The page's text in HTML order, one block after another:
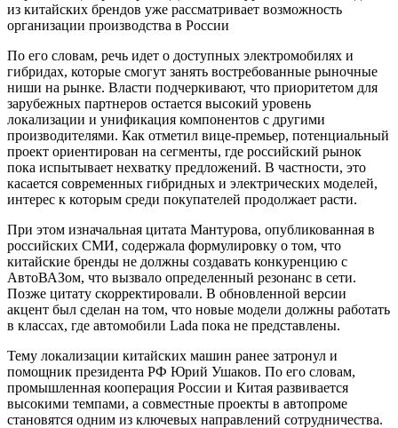
из китайских брендов уже рассматривает возможность
организации производства в России
По его словам, речь идет о доступных электромобилях и
гибридах, которые смогут занять востребованные рыночные
ниши на рынке. Власти подчеркивают, что приоритетом для
зарубежных партнеров остается высокий уровень
локализации и унификация компонентов с другими
производителями. Как отметил вице-премьер, потенциальный
проект ориентирован на сегменты, где российский рынок
пока испытывает нехватку предложений. В частности, это
касается современных гибридных и электрических моделей,
интерес к которым среди покупателей продолжает расти.
При этом изначальная цитата Мантурова, опубликованная в
российских СМИ, содержала формулировку о том, что
китайские бренды не должны создавать конкуренцию с
АвтоВАЗом, что вызвало определенный резонанс в сети.
Позже цитату скорректировали. В обновленной версии
акцент был сделан на том, что новые модели должны работать
в классах, где автомобили Lada пока не представлены.
Тему локализации китайских машин ранее затронул и
помощник президента РФ Юрий Ушаков. По его словам,
промышленная кооперация России и Китая развивается
высокими темпами, а совместные проекты в автопроме
становятся одним из ключевых направлений сотрудничества.